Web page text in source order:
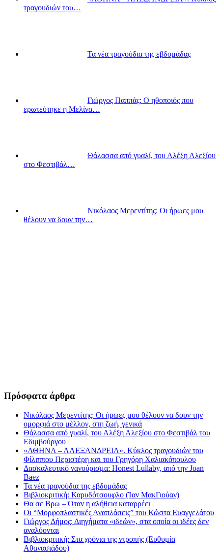
τραγουδιών του…
Τα νέα τραγούδια της εβδομάδας
Γιώργος Παππάς: Ο ηθοποιός που
ερωτεύτηκε η Μελίνα…
Θάλασσα από γυαλί, του Αλέξη Αλεξίου
στο Φεστιβάλ…
Νικόλαος Μερεντίτης: Οι ήρωες μου
θέλουν να δουν την…
Πρόσφατα άρθρα
Νικόλαος Μερεντίτης: Οι ήρωες μου θέλουν να δουν την
ομορφιά στο μέλλον, στη ζωή, γενικά
Θάλασσα από γυαλί, του Αλέξη Αλεξίου στο Φεστιβάλ του
Εδιμβούργου
«ΑΘΗΝΑ – ΑΛΕΞΑΝΔΡΕΙΑ». Κύκλος τραγουδιών του
Φίλιππου Περιστέρη και του Γρηγόρη Χαλιακόπουλου
Δασκαλευτικό νανούρισμα: Honest Lullaby, από την Joan
Baez
Τα νέα τραγούδια της εβδομάδας
Βιβλιοκριτική: Καρυδότσουφλο (Ίαν ΜακΓιούαν)
Θα σε Βρω – Όταν η αλήθεια καταρρέει
Οι “Μορφοπλαστικές Αναπλάσεις” του Κώστα Ευαγγελάτου
Γιώργος Δήμος: Διηγήματα «ιδεών», στα οποία οι ιδέες δεν
αναλύονται
Βιβλιοκριτική: Στα χρόνια της ντροπής (Ευθυμία
Αθανασιάδου)